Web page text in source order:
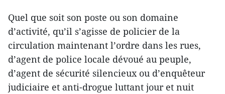
Quel que soit son poste ou son domaine
d’activité, qu’il s’agisse de policier de la
circulation maintenant l’ordre dans les rues,
d’agent de police locale dévoué au peuple,
d’agent de sécurité silencieux ou d’enquêteur
judiciaire et anti-drogue luttant jour et nuit